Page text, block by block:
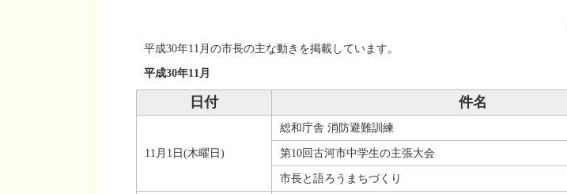
平成30年11月の市長の主な動きを掲載しています。
平成30年11月
日付 件名
11月1日(木曜日)
総和庁舎 消防避難訓練
第10回古河市中学生の主張大会
市長と語ろうまちづくり